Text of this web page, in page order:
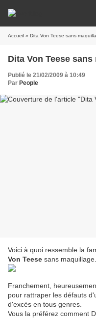
Accueil » Dita Von Teese sans
Dita Von Teese
Publié le 21/02/2009 à 10:49
Par People
Voici à quoi ressemble la
Von Teese sans
Franchement,
pour rattraper les défauts
d'excès en tous genres.
Vous la préférez comment